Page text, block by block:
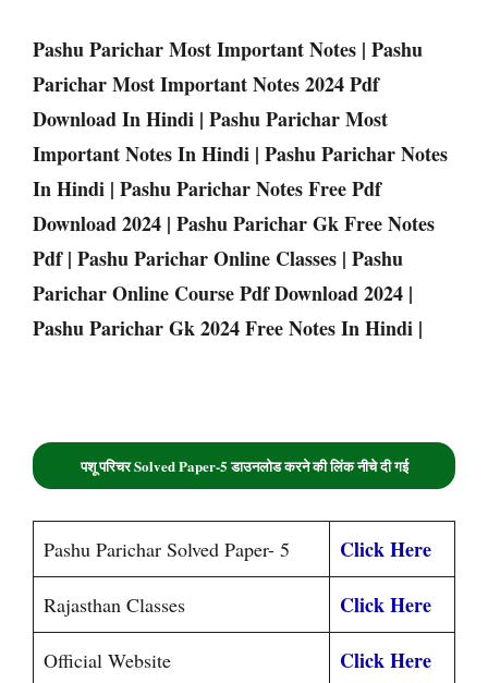
Pashu Parichar Most Important Notes | Pashu
Parichar Most Important Notes 2024 Pdf
Download In Hindi | Pashu Parichar Most
Important Notes In Hindi | Pashu Parichar Notes
In Hindi | Pashu Parichar Notes Free Pdf
Download 2024 | Pashu Parichar Gk Free Notes
Pdf | Pashu Parichar Online Classes | Pashu
Parichar Online Course Pdf Download 2024 |
Pashu Parichar Gk 2024 Free Notes In Hindi |
पशू परिचर Solved Paper-5 डाउनलोड करने की लिंक नीचे दी गई
Pashu Parichar Solved Paper- 5 Click Here
Rajasthan Classes Click Here
Official Website Click Here